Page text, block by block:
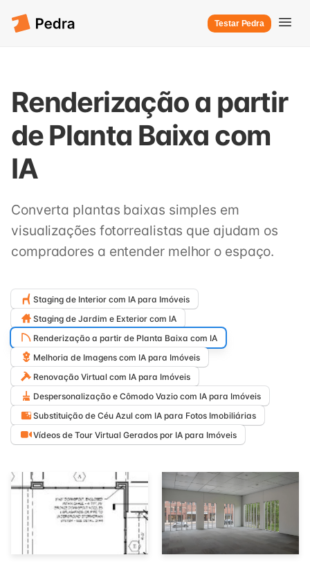
Testar Pedra
Renderização a partir
de Planta Baixa com
IA
Converta plantas baixas simples em
visualizações fotorrealistas que ajudam os
compradores a entender melhor o espaço.
Staging de Interior com IA para Imóveis
Staging de Jardim e Exterior com IA
Renderização a partir de Planta Baixa com IA
Melhoria de Imagens com IA para Imóveis
Renovação Virtual com IA para Imóveis
Despersonalização e Cômodo Vazio com IA para Imóveis
Substituição de Céu Azul com IA para Fotos Imobiliárias
Vídeos de Tour Virtual Gerados por IA para Imóveis